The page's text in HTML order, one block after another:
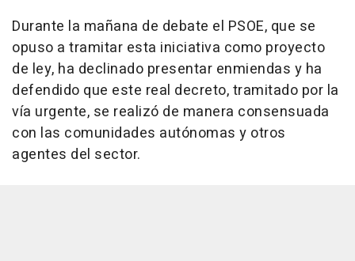
Durante la mañana de debate el PSOE, que se
opuso a tramitar esta iniciativa como proyecto
de ley, ha declinado presentar enmiendas y ha
defendido que este real decreto, tramitado por la
vía urgente, se realizó de manera consensuada
con las comunidades autónomas y otros
agentes del sector.